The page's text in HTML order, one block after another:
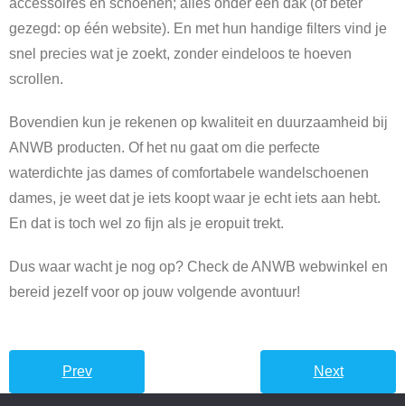
gezegd: op één website). En met hun handige filters vind je
snel precies wat je zoekt, zonder eindeloos te hoeven
scrollen.
Bovendien kun je rekenen op kwaliteit en duurzaamheid bij
ANWB producten. Of het nu gaat om die perfecte
waterdichte jas dames of comfortabele wandelschoenen
dames, je weet dat je iets koopt waar je echt iets aan hebt.
En dat is toch wel zo fijn als je eropuit trekt.
Dus waar wacht je nog op? Check de ANWB webwinkel en
bereid jezelf voor op jouw volgende avontuur!
Prev Next